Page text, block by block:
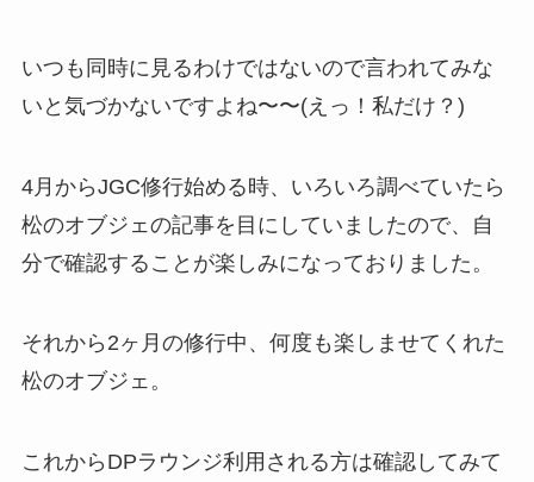
いつも同時に見るわけではないので言われてみな
いと気づかないですよね〜〜(えっ！私だけ？)
4月からJGC修行始める時、いろいろ調べていたら
松のオブジェの記事を目にしていましたので、自
分で確認することが楽しみになっておりました。
それから2ヶ月の修行中、何度も楽しませてくれた
松のオブジェ。
これからDPラウンジ利用される方は確認してみて